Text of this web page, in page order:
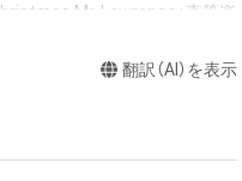
Mr. Lawrence」直筆楽
参加が可能。またNFT初回購
Lawrence - 2021」フルバー
翻訳（AI）を表示